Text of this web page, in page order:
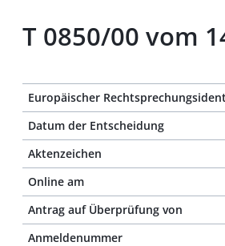
T 0850/00 vom
Europäischer
Datum der Entscheidung
Aktenzeichen
Online am
Antrag auf Überprüfung von
Anmeldenummer